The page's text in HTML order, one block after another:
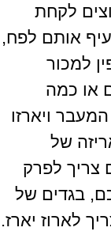
לקחת
אותם לפח,
למכור
או כמה
ויארזו
של
צריך לפרק
, בגדים של
לארוז יארז.